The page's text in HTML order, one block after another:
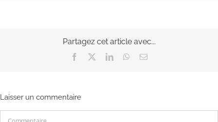
Partagez cet article avec...
Facebook LinkedInWhatsApp
Email
Laisser un commentaire